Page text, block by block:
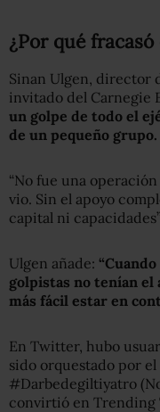
¿Por qué
Sinan Ulgen, director
invitado del Carnegie
un golpe de todo el
de un pequeño grupo.
“No fue una
vio. Sin el apoyo
capital ni
Ulgen añade:
golpistas no tenían el
más fácil estar en
En Twitter, hubo
sido orquestado por
#Darbedegiltiyatro
convirtió en Trending